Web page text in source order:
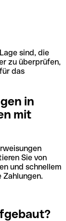
sind, die
zu überprüfen,
das
in
mit
Sie von
und schnellem